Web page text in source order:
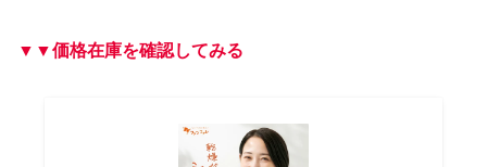
▼▼価格在庫を確認してみる